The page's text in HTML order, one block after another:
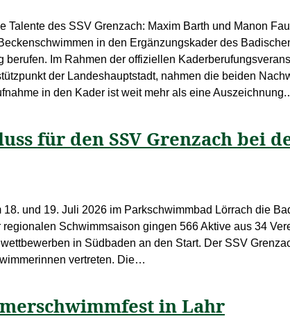
Talente des SSV Grenzach: Maxim Barth und Manon
in den Ergänzungskader des
berufen. Im Rahmen der offiziellen
der Landeshauptstadt, nahmen die beiden
in den Kader ist weit mehr als eine
für den SSV Grenzach bei
und 19. Juli 2026 im Parkschwimmbad Lörrach die
Schwimmsaison gingen 566 Aktive aus 34
in Südbaden an den Start. Der SSV
vertreten. Die…
in Lahr